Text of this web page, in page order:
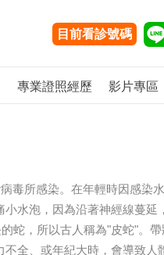
目前看診號碼
專業證照經歷 影片專區
毒所感染。在年輕時因感染
水泡，因為沿著神經線蔓延
蛇，所以古人稱為"皮蛇"。
全、或年紀大時，會導致人